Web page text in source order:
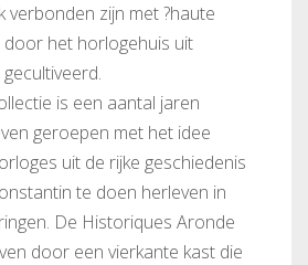
verbonden zijn met ?haute
door het horlogehuis uit
is een aantal jaren
geroepen met het idee
uit de rijke geschiedenis
te doen herleven in
De Historiques Aronde
door een vierkante kast die